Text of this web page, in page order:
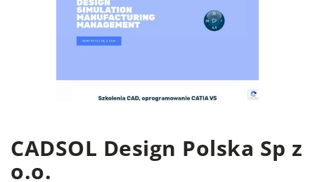
CADSOL Design Polska Sp z
o.o.